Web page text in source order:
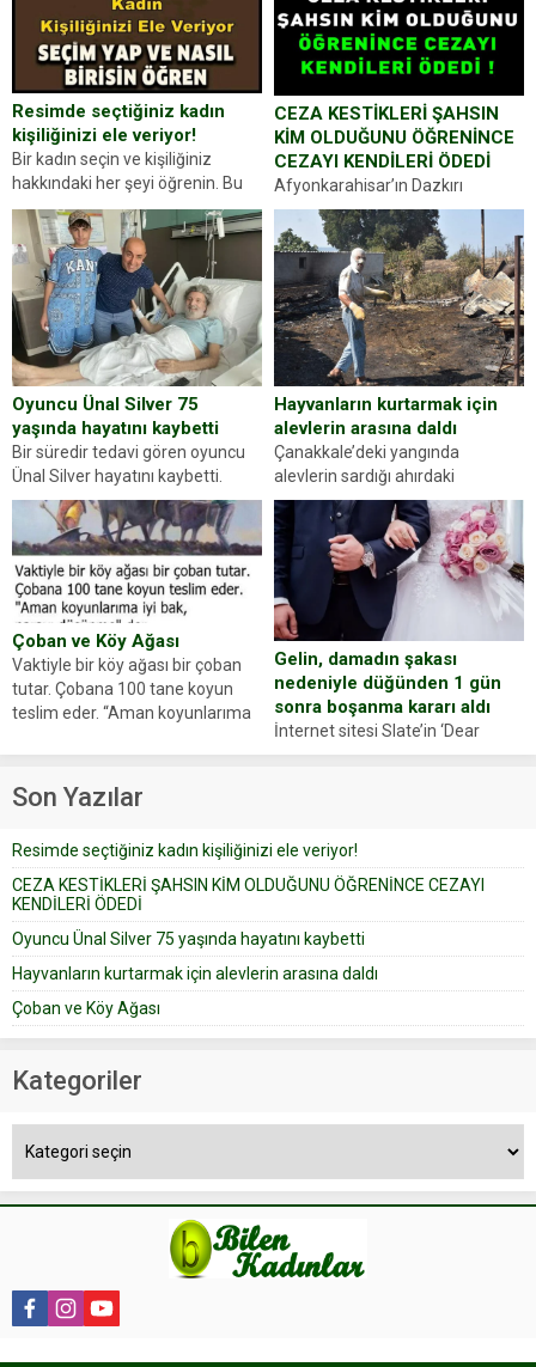
Resimde seçtiğiniz kadın
kişiliğinizi ele veriyor!
Bir kadın seçin ve kişiliğiniz
hakkındaki her şeyi öğrenin. Bu
kez karşınıza oldukça farklı bir
kişilik testiyle çıkıyoruz. Resimde
gördüğünüz kadın figürlerinden
dikkatinizi en...
CEZA KESTİKLERİ ŞAHSIN
KİM OLDUĞUNU ÖĞRENİNCE
CEZAYI KENDİLERİ ÖDEDİ
Afyonkarahisar’ın Dazkırı
ilçesinde trafik uygulaması
yapan jandarma ekipleri
durdurdukları bir otomobilin
sürücüsünden ehliyet ve ruhsat
sorup belgelerini istedi. Sürücü
Abdurrahman Ö.nün verdiği
evraklarda eksik olduğunu...
Oyuncu Ünal Silver 75
yaşında hayatını kaybetti
Bir süredir tedavi gören oyuncu
Ünal Silver hayatını kaybetti.
Haberi, oyuncunun menajerlik
ajansı duyurdu. Renda Güner,
sosyal medya hesabında “Usta
Oyuncumuz ve çok değerli
dostumuz...
Hayvanların kurtarmak için
alevlerin arasına daldı
Çanakkale’deki yangında
alevlerin sardığı ahırdaki
hayvanlarını kurtarmak isteyen
Zeki Demir (66) ölümden döndü.
Yüzünde ve ellerinde yanıklar
oluşan Demir, kâbus dolu anları
anlattı… Merkeze bağlı...
Çoban ve Köy Ağası
Vaktiyle bir köy ağası bir çoban
tutar. Çobana 100 tane koyun
teslim eder. “Aman koyunlarıma
Çoban koyunları alır gider. Aylar...
Gelin, damadın şakası
nedeniyle düğünden 1 gün
sonra boşanma kararı aldı
İnternet sitesi Slate’in ‘Dear
Prudence’ isimli tavsiye köşesine
yapıştırdığı için düğünden...
Son Yazılar
Resimde seçtiğiniz kadın kişiliğinizi ele veriyor!
CEZA KESTİKLERİ ŞAHSIN KİM OLDUĞUNU ÖĞRENİNCE CEZAYI
KENDİLERİ ÖDEDİ
Oyuncu Ünal Silver 75 yaşında hayatını kaybetti
Hayvanların kurtarmak için alevlerin arasına daldı
Çoban ve Köy Ağası
Kategoriler